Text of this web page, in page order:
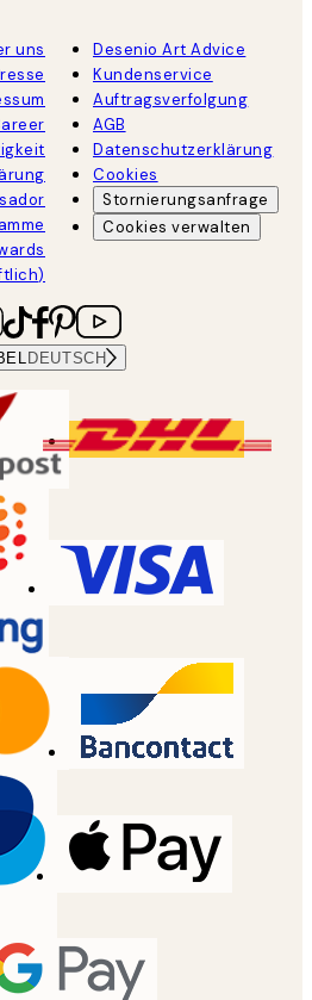
uns
Desenio Art Advice
Kundenservice
Auftragsverfolgung
AGB
Datenschutzerklärung
Cookies
Stornierungsanfrage
Cookies verwalten
DEUTSCH